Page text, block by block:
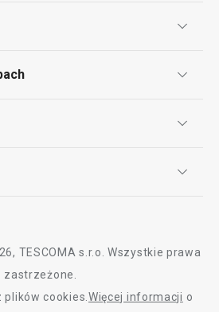
produktów
TESCOMA s.r.o. Wszystkie prawa
zastrzeżone.
cookies. Więcej informacji o